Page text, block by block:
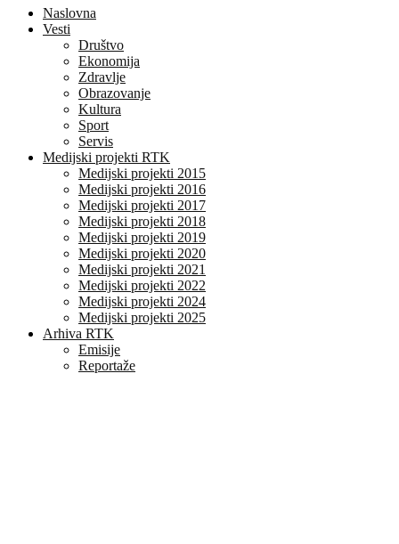
Naslovna
Vesti
Društvo
Ekonomija
Zdravlje
Obrazovanje
Kultura
Sport
Servis
Medijski projekti RTK
Medijski projekti 2015
Medijski projekti 2016
Medijski projekti 2017
Medijski projekti 2018
Medijski projekti 2019
Medijski projekti 2020
Medijski projekti 2021
Medijski projekti 2022
Medijski projekti 2024
Medijski projekti 2025
Arhiva RTK
Emisije
Reportaže